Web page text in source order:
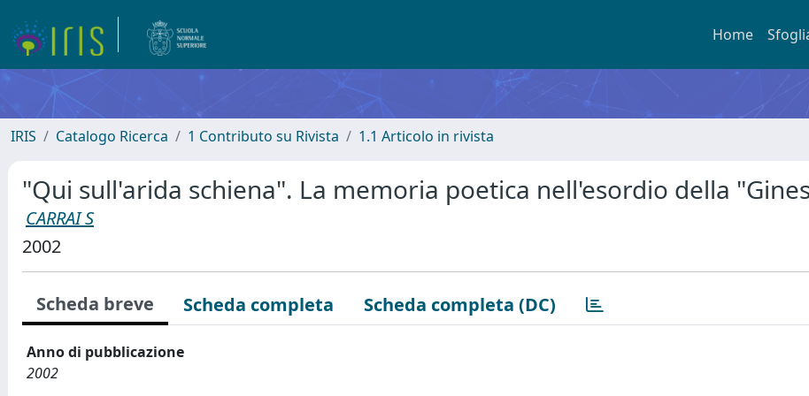
Home
IRIS Catalogo Ricerca 1 Contributo su Rivista 1.1 Articolo in rivista
"Qui sull'arida schiena". La memoria poetica nell'esordio della
CARRAI S
2002
Scheda breve Scheda completa Scheda completa (DC)
Anno di pubblicazione
2002